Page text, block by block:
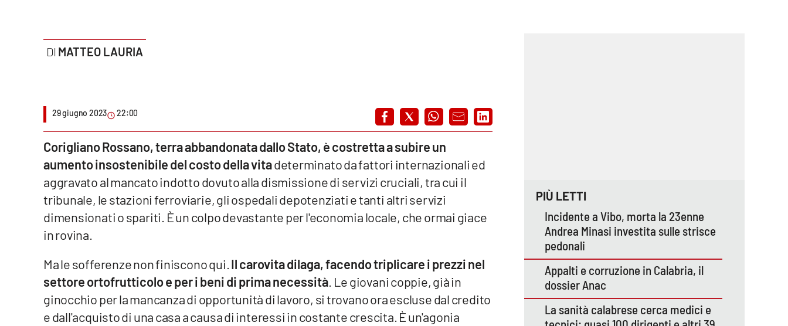
Leggendo Alvaro insieme
Streaming
MATTEO LAURIA
29 giugno 2023 22:00
Corigliano Rossano, terra abbandonata dallo Stato, è costretta a subire un
aumento insostenibile del costo della vitadeterminato da fattori internazionali ed
aggravato al mancato indotto dovuto alla dismissione di servizi cruciali, tra cui il
tribunale, le stazioni ferroviarie, gli ospedali depotenziati e tanti altri servizi
dimensionati o spariti. È un colpo devastante per l'economia locale, che ormai giace
in rovina.
Ma le sofferenze non finiscono qui. Il carovita dilaga, facendo triplicare i prezzi nel
settore ortofrutticolo e per i beni di prima necessità . Le giovani coppie, già in
ginocchio per la mancanza di opportunità di lavoro, si trovano ora escluse dal credito
e dall'acquisto di una casa a causa di interessi in costante crescita. È un'agonia
PIÙ LETTI
Incidente a Vibo, morta la 23enne
Andrea Minasi investita sulle strisce
pedonali
Appalti e corruzione in Calabria, il
dossier Anac
La sanità calabrese cerca medici e